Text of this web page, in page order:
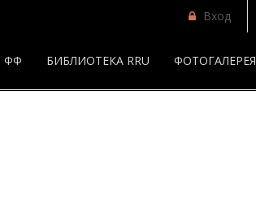
Вход
ФФ БИБЛИОТЕКА RRU ФОТОГАЛЕРЕЯ